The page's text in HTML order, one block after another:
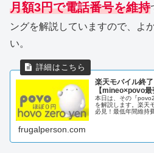
月額3円で電話番号を維持
ングを解説していますので、よ
い。
楽天モバイル終
【mineo×povo最
本日は、その『
を解説します。楽天
必見！最低年間維持
frugalperson.com